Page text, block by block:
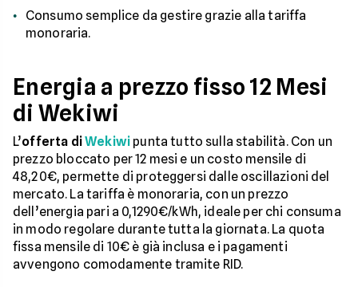
Consumo semplice da gestire grazie alla tariffa
monoraria.
Energia a prezzo fisso 12 Mesi
di Wekiwi
L’offerta diWekiwi punta tutto sulla stabilità. Con un
prezzo bloccato per 12 mesi e un costo mensile di
48,20€, permette di proteggersi dalle oscillazioni del
mercato. La tariffa è monoraria, con un prezzo
dell’energia pari a 0,1290€/kWh, ideale per chi consuma
in modo regolare durante tutta la giornata. La quota
fissa mensile di 10€ è già inclusa e i pagamenti
avvengono comodamente tramite RID.